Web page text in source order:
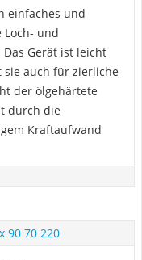
einfaches und
Loch- und
Gerät ist leicht
auch für zierliche
der ölgehärtete
durch die
Kraftaufwand
90 70 220